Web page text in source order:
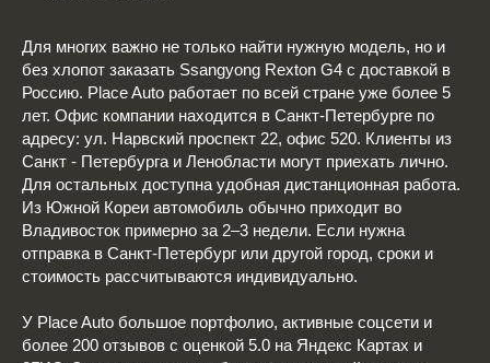
Для многих важно не только найти нужную модель, но и
без хлопот заказать Ssangyong Rexton G4 с доставкой в
Россию. Place Auto работает по всей стране уже более 5
лет. Офис компании находится в Санкт-Петербурге по
адресу: ул. Нарвский проспект 22, офис 520. Клиенты из
Санкт - Петербурга и Ленобласти могут приехать лично.
Для остальных доступна удобная дистанционная работа.
Из Южной Кореи автомобиль обычно приходит во
Владивосток примерно за 2–3 недели. Если нужна
отправка в Санкт-Петербург или другой город, сроки и
стоимость рассчитываются индивидуально.
У Place Auto большое портфолио, активные соцсети и
более 200 отзывов с оценкой 5.0 на Яндекс Картах и